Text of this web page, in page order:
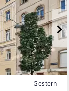
Gestern